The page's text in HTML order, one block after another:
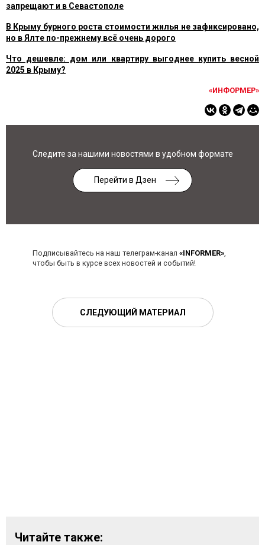
запрещают и в Севастополе
В Крыму бурного роста стоимости жилья не зафиксировано,
но в Ялте по-прежнему всё очень дорого
Что дешевле: дом или квартиру выгоднее купить весной
2025 в Крыму?
«ИНФОРМЕР»
Следите за нашими новостями в удобном формате
Перейти в Дзен
Подписывайтесь на наш телеграм-канал «INFORMER»,
чтобы быть в курсе всех новостей и событий!
СЛЕДУЮЩИЙ МАТЕРИАЛ
Читайте также: